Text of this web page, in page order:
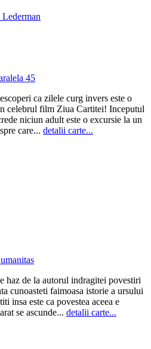
45
ca zilele curg invers este o
celebrul film Ziua Cartitei! Inceputul
niciun adult este o excursie la un
care... detalii carte...
haz de la autorul indragitei povestiri
cunoasteti faimoasa istorie a ursului
insa este ca povestea aceea e
se ascunde... detalii carte...